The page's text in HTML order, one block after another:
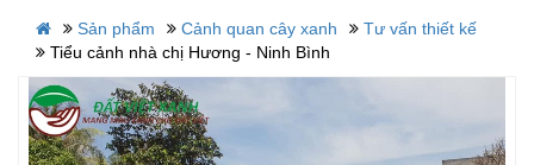
Sản phẩm Cảnh quan cây xanh
Tư vấn thiết kế
Tiểu cảnh nhà chị Hương - Ninh Bình